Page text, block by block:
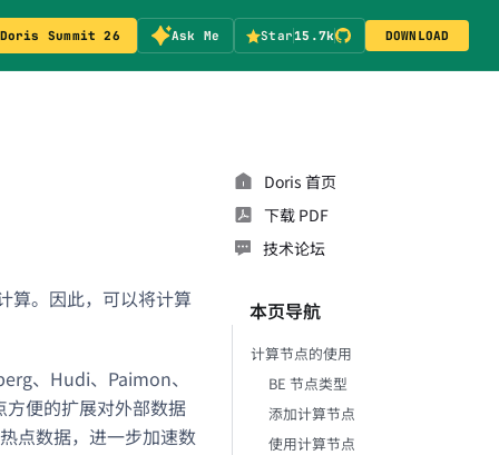
Doris Summit 26 Ask Me Star15.7k DOWNLOAD
算。因此，可以将计算
、Hudi、Paimon、
便的扩展对外部数据
点数据，进一步加速数
Doris 首页
下载 PDF
技术论坛
本页导航
计算节点的使用
BE 节点类型
添加计算节点
使用计算节点